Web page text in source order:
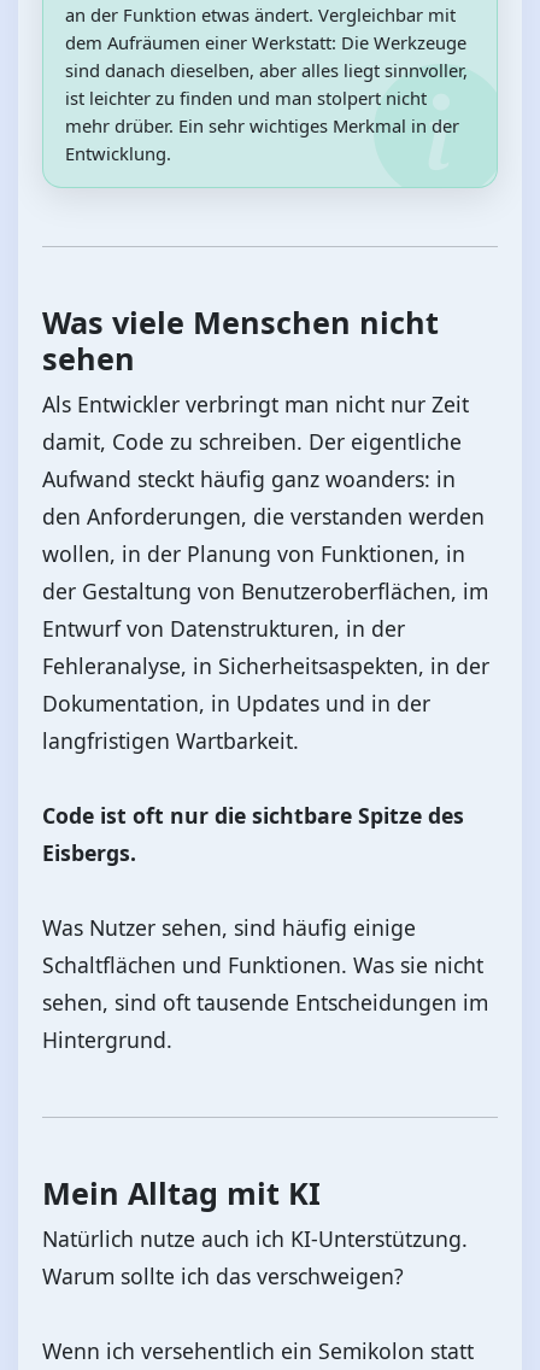
an der Funktion etwas ändert. Vergleichbar mit
dem Aufräumen einer Werkstatt: Die Werkzeuge
sind danach dieselben, aber alles liegt sinnvoller,
ist leichter zu finden und man stolpert nicht
mehr drüber. Ein sehr wichtiges Merkmal in der
Entwicklung.
Was viele Menschen nicht
sehen
Als Entwickler verbringt man nicht nur Zeit
damit, Code zu schreiben. Der eigentliche
Aufwand steckt häufig ganz woanders: in
den Anforderungen, die verstanden werden
wollen, in der Planung von Funktionen, in
der Gestaltung von Benutzeroberflächen, im
Entwurf von Datenstrukturen, in der
Fehleranalyse, in Sicherheitsaspekten, in der
Dokumentation, in Updates und in der
langfristigen Wartbarkeit.
Code ist oft nur die sichtbare Spitze des
Eisbergs.
Was Nutzer sehen, sind häufig einige
Schaltflächen und Funktionen. Was sie nicht
sehen, sind oft tausende Entscheidungen im
Hintergrund.
Mein Alltag mit KI
Natürlich nutze auch ich KI-Unterstützung.
Warum sollte ich das verschweigen?
Wenn ich versehentlich ein Semikolon statt